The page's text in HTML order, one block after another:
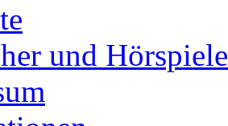
und Hörspiele